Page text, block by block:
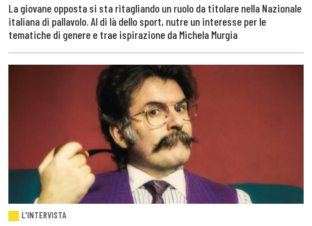
La giovane opposta si sta ritagliando un ruolo da titolare nella Nazionale
italiana di pallavolo. Al di là dello sport, nutre un interesse per le
tematiche di genere e trae ispirazione da Michela Murgia
L'INTERVISTA